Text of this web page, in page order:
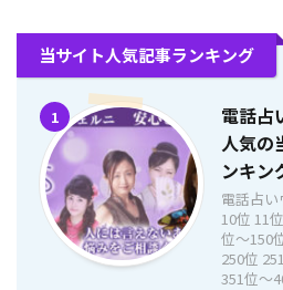
当サイト人気記事ランキング
1
電話占
人気の
ンキン
電話占
10位 11
位〜150
250位
351位〜